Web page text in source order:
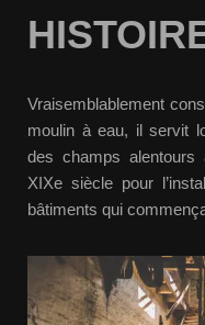
Vraisemblablement
moulin à eau, il servit
des champs alentours
XIXe siècle pour
bâtiments qui